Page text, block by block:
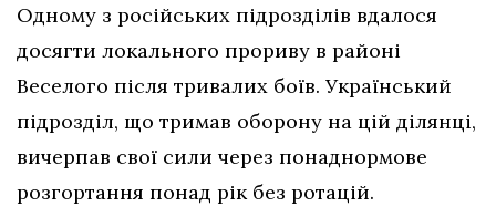
Одному з російських підрозділів вдалося
досягти локального прориву в районі
Веселого після тривалих боїв. Український
підрозділ, що тримав оборону на цій ділянці,
вичерпав свої сили через понаднормове
розгортання понад рік без ротацій.